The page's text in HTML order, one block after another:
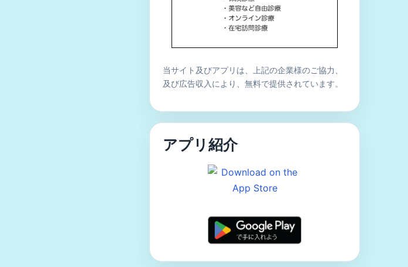
当サイト及びアプリは、上記の企業様のご協力、
及び広告収入により、無料で提供されています。
アプリ紹介